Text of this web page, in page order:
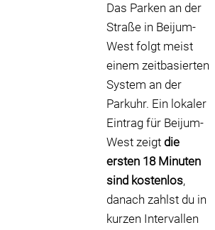
Das Parken an der
Straße in Beijum-
West folgt meist
einem zeitbasierten
System an der
Parkuhr. Ein lokaler
Eintrag für Beijum-
West zeigt die
ersten 18 Minuten
sind kostenlos,
danach zahlst du in
kurzen Intervallen